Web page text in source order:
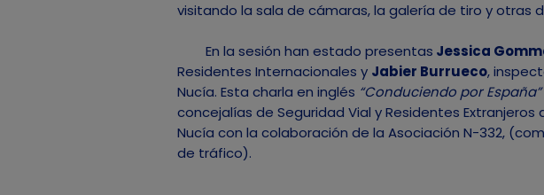
visitando la sala de cámaras, la galería de tiro y otras
En la sesión han estado presentas Jessica
Residentes Internacionales y Jabier Burrueco,
Nucía. Esta charla en inglés “Conduciendo por España”
concejalías de Seguridad Vial y Residentes Extranjeros
Nucía con la colaboración de la Asociación N-332,
de tráfico).